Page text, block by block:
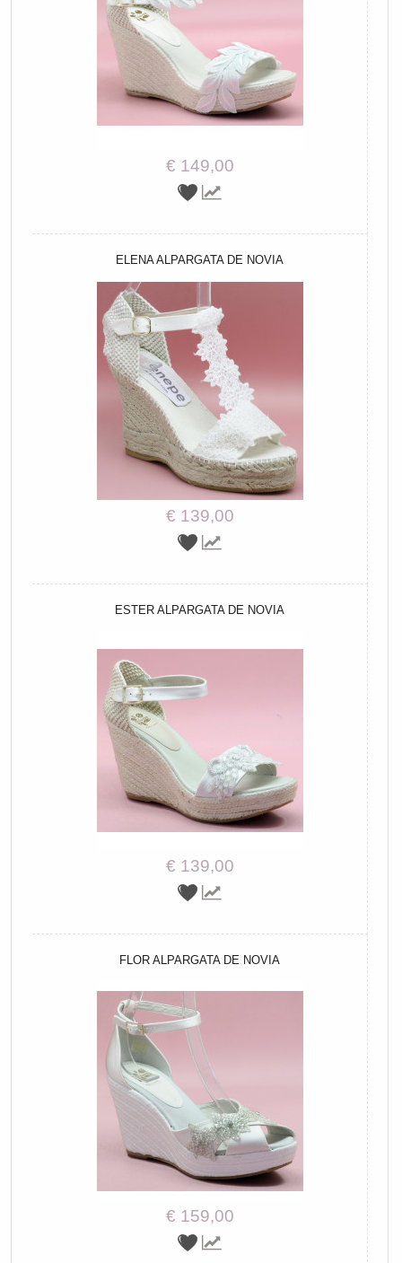
€ 149,00
ELENA ALPARGATA DE NOVIA
€ 139,00
ESTER ALPARGATA DE NOVIA
€ 139,00
FLOR ALPARGATA DE NOVIA
€ 159,00